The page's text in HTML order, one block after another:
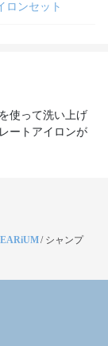
ロンセット
使って洗い上げ
ートアイロンが
/ シャンプ